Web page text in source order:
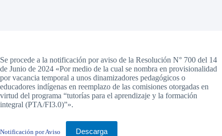
Se procede a la notificación por aviso de la Resolución N° 700 del 14
de Junio de 2024 «Por medio de la cual se nombra en provisionalidad
por vacancia temporal a unos dinamizadores pedagógicos o
educadores indígenas en reemplazo de las comisiones otorgadas en
virtud del programa “tutorías para el aprendizaje y la formación
integral (PTA/FI3.0)”».
Notificación por Aviso Descarga